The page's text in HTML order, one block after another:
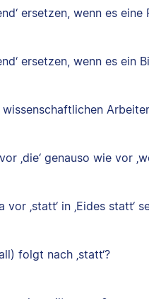
ersetzen, wenn es
ersetzen, wenn es ein
wissenschaftlichen
‚die‘ genauso wie vor
‚statt‘ in ‚Eides statt‘
folgt nach ‚statt‘?